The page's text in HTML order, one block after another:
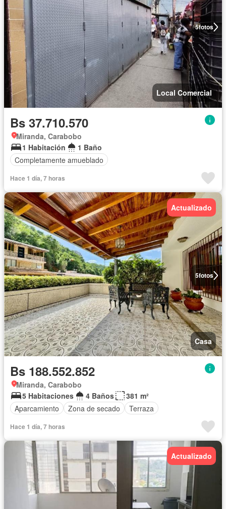
5fotos
Local Comercial
Bs 37.710.570
Miranda, Carabobo
1 Habitación
1 Baño
Completamente amueblado
Hace 1 día, 7 horas
5fotos
Actualizado
Casa
Bs 188.552.852
Miranda, Carabobo
5 Habitaciones
4 Baños
381 m²
Aparcamiento
Zona de secado Terraza
Hace 1 día, 7 horas
Actualizado